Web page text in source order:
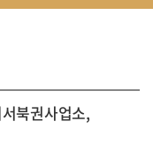
북권사업소,